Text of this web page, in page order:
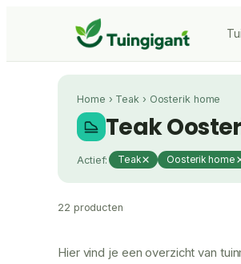
Home › Teak› Oosterik home
Teak
Actief: Teak Oosterik home
22 producten
Hier vind je een overzicht van